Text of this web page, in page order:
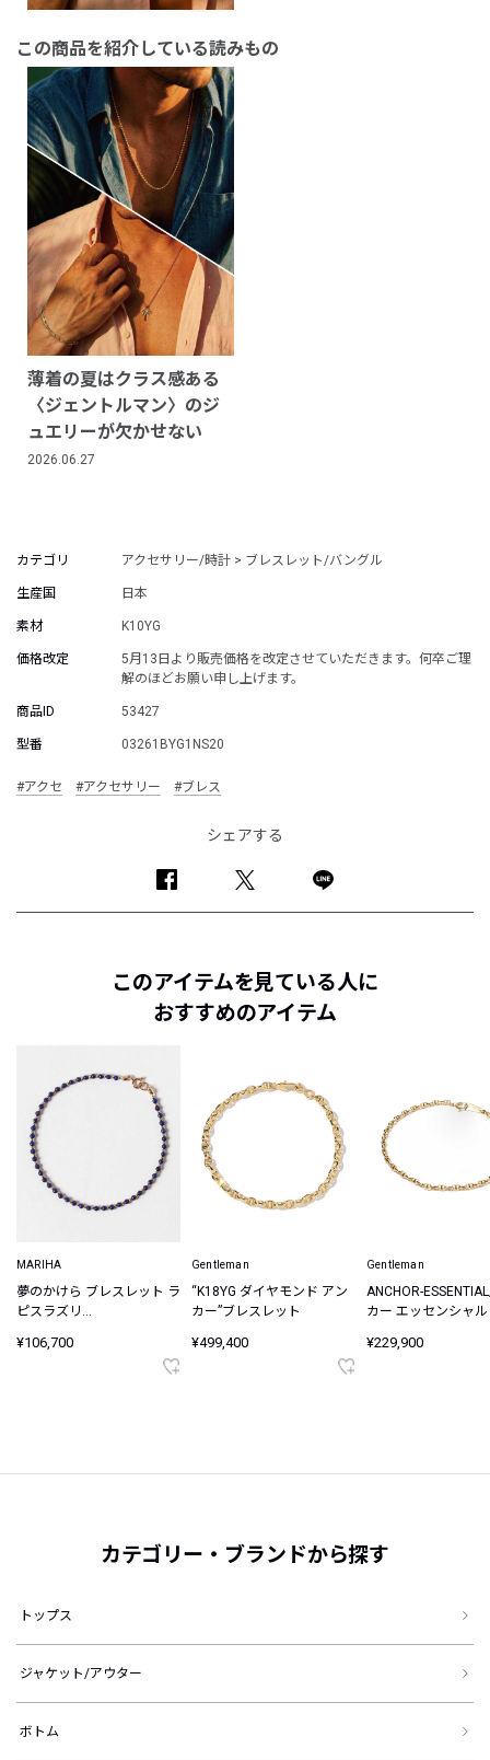
この商品を紹介している読みもの
薄着の夏はクラス感ある
〈ジェントルマン〉のジ
ュエリーが欠かせない
2026.06.27
カテゴリ アクセサリー/時計 > ブレスレット/バングル
生産国 日本
素材 K10YG
価格改定
5月13日より販売価格を改定させていただきます。何卒ご理
解のほどお願い申し上げます。
商品ID 53427
型番 03261BYG1NS20
#アクセ #アクセサリー #ブレス
シェアする
このアイテムを見ている人に
おすすめのアイテム
MARIHA
夢のかけら ブレスレット ラ
ピスラズリ
¥106,700
Gentleman
“K18YG ダイヤモンド アン
カー”ブレスレット
¥499,400
Gentleman
ANCHOR-
カー エッセンシャル
¥229,900
カテゴリー・ブランドから探す
トップス
ジャケット/アウター
ボトム